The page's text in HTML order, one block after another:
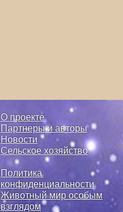
О проекте
Партнеры и авторы
Новости
Сельское хозяйство
Политика
конфиденциальности
Животный мир особым
взглядом